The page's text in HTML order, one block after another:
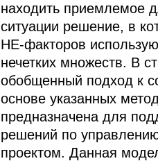
находить приемлемое
ситуации решение, в
НЕ-факторов
нечетких множеств. В
обобщенный подход к
основе указанных
предназначена для
решений по
проектом. Данная